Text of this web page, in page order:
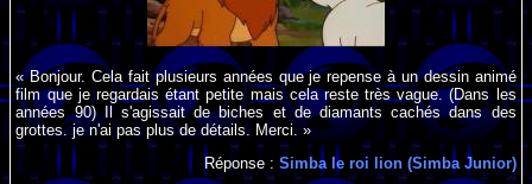
« Bonjour. Cela fait plusieurs années que je repense à un dessin animé
film que je regardais étant petite mais cela reste très vague. (Dans les
années 90) Il s'agissait de biches et de diamants cachés dans des
grottes. je n'ai pas plus de détails. Merci. »
Réponse : Simba le roi lion (Simba Junior)